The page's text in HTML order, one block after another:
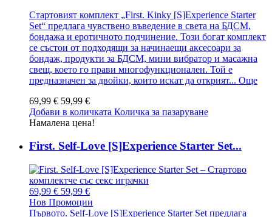
Стартовият комплект „First. Kinky [S]Experience Starter
Set“ предлага чувствено въведение в света на БДСМ,
бондажа и еротичното подчинение. Този богат комплект
се състои от подходящи за начинаещи аксесоари за
бондаж, продукти за БДСМ, мини вибратор и масажна
свещ, което го прави многофункционален. Той е
предназначен за двойки, които искат да открият... Още
69,99 € 59,99 €
Добави в количката Количка за пазаруване
Намалена цена!
First. Self-Love [S]Experience Starter Set...
69,99 € 59,99 €
Нов Промоции
Първото. Self-Love [S]Experience Starter Set предлага